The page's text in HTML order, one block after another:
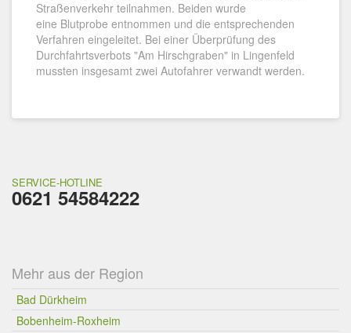
Straßenverkehr teilnahmen. Beiden wurde
eine Blutprobe entnommen und die entsprechenden
Verfahren eingeleitet. Bei einer Überprüfung des
Durchfahrtsverbots "Am Hirschgraben" in Lingenfeld
mussten insgesamt zwei Autofahrer verwandt werden.
SERVICE-HOTLINE
0621 54584222
Mehr aus der Region
Bad Dürkheim
Bobenheim-Roxheim